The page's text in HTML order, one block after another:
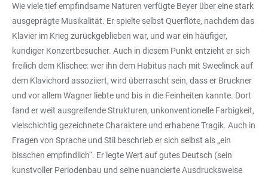
Wie viele tief empfindsame Naturen verfügte Beyer über eine stark
ausgeprägte Musikalität. Er spielte selbst Querflöte, nachdem das
Klavier im Krieg zurückgeblieben war, und war ein häufiger,
kundiger Konzertbesucher. Auch in diesem Punkt entzieht er sich
freilich dem Klischee: wer ihn dem Habitus nach mit Sweelinck auf
dem Klavichord assoziiert, wird überrascht sein, dass er Bruckner
und vor allem Wagner liebte und bis in die Feinheiten kannte. Dort
fand er weit ausgreifende Strukturen, unkonventionelle Farbigkeit,
vielschichtig gezeichnete Charaktere und erhabene Tragik. Auch in
Fragen von Sprache und Stil beschrieb er sich selbst als „ein
bisschen empfindlich“. Er legte Wert auf gutes Deutsch (sein
kunstvoller Periodenbau und seine nuancierte Ausdrucksweise